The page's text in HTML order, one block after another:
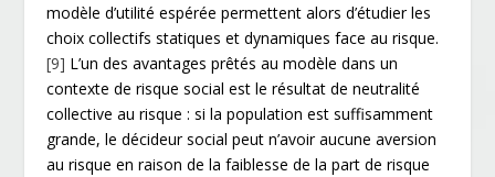
modèle d’utilité espérée permettent alors d’étudier les
choix collectifs statiques et dynamiques face au risque.
[9] L’un des avantages prêtés au modèle dans un
contexte de risque social est le résultat de neutralité
collective au risque : si la population est suffisamment
grande, le décideur social peut n’avoir aucune aversion
au risque en raison de la faiblesse de la part de risque